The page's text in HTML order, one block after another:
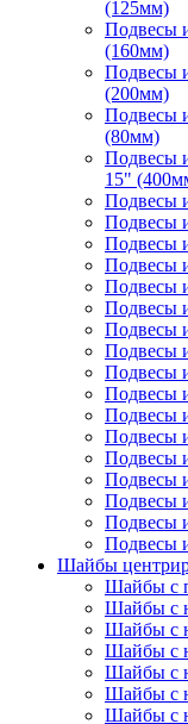
(125мм)
Подвесы
(160мм)
Подвесы
(200мм)
Подвесы
(80мм)
Подвесы
15"
Подвесы
Подвесы
Подвесы
Подвесы
Подвесы
Подвесы
Подвесы
Подвесы
Подвесы
Подвесы
Подвесы
Подвесы
Подвесы
Подвесы
Подвесы
Подвесы
Подвесы
Шайбы
Шайбы с
Шайбы с
Шайбы с
Шайбы с
Шайбы с
Шайбы с
Шайбы с